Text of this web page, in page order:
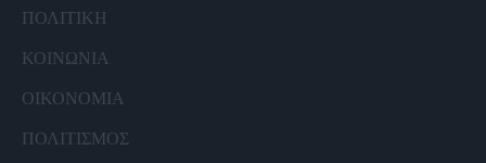
ΠΟΛΙΤΙΚΗ
ΚΟΙΝΩΝΙΑ
ΟΙΚΟΝΟΜΙΑ
ΠΟΛΙΤΙΣΜΟΣ